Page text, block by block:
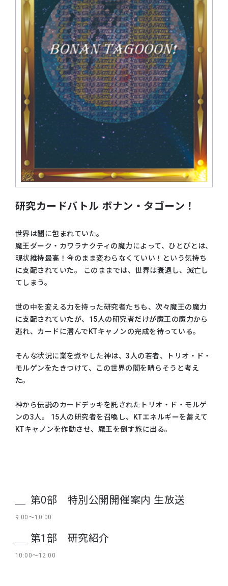
研究カードバトル ボナン・タゴーン！
世界は闇に包まれていた。
魔王ダーク・カワラナクティの魔力によって、ひとびとは、
現状維持最高！今のまま変わらなくていい！という気持ち
に支配されていた。 このままでは、世界は衰退し、滅亡し
てしまう。
世の中を変える力を持った研究者たちも、次々魔王の魔力
に支配されていたが、15人の研究者だけが魔王の魔力から
逃れ、カードに潜んでKTキャノンの完成を待っている。
そんな状況に業を煮やした神は、3人の若者、トリオ・ド・
モルゲンをたきつけて、この世界の闇を晴らそうと考え
た。
神から伝説のカードデッキを託されたトリオ・ド・モルゲ
ンの3人。 15人の研究者を召喚し、KTエネルギーを蓄えて
KTキャノンを作動させ、魔王を倒す旅に出る。
第0部 特別公開開催案内 生放送
9:00～10:00
第1部 研究紹介
10:00～12:00